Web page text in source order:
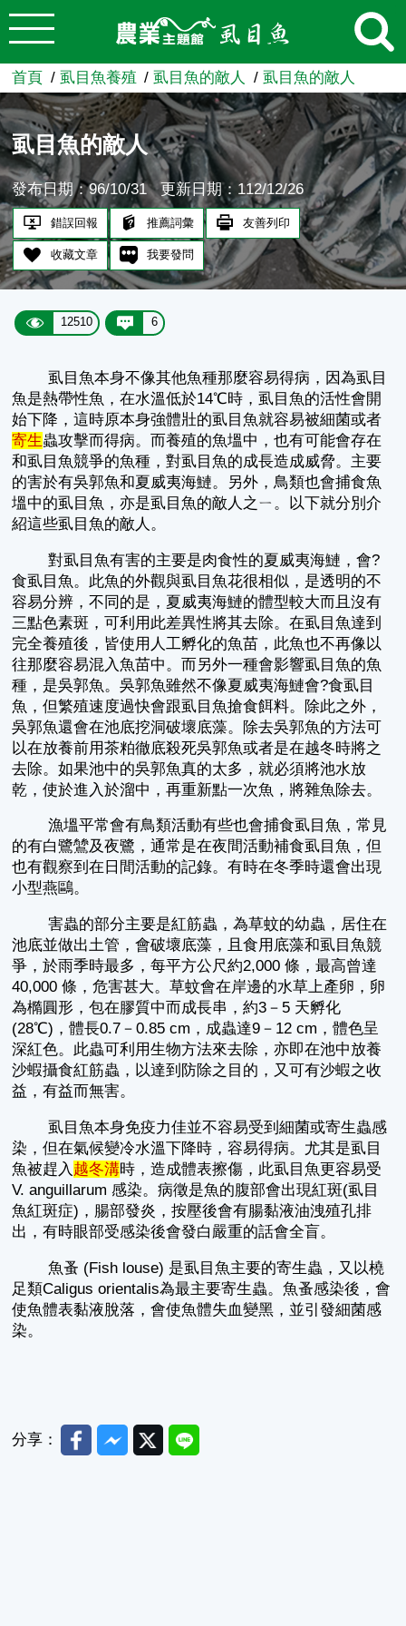
跳到主要內容
農業知識入口網
首頁 虱目魚養殖 虱目魚的敵人 虱目魚的敵人
虱目魚的敵人
發布日期：96/10/31 更新日期：112/12/26
錯誤回報 推薦詞彙 友善列印
收藏文章 我要發問
12510 6
虱目魚本身不像其他魚種那麼容易得病，因為虱目
魚是熱帶性魚，在水溫低於14℃時，虱目魚的活性會開
始下降，這時原本身強體壯的虱目魚就容易被細菌或者
寄生蟲攻擊而得病。而養殖的魚塭中，也有可能會存在
和虱目魚競爭的魚種，對虱目魚的成長造成威脅。主要
的害於有吳郭魚和夏威夷海鰱。另外，鳥類也會捕食魚
塭中的虱目魚，亦是虱目魚的敵人之ㄧ。以下就分別介
紹這些虱目魚的敵人。
對虱目魚有害的主要是肉食性的夏威夷海鰱，會?
食虱目魚。此魚的外觀與虱目魚花很相似，是透明的不
容易分辨，不同的是，夏威夷海鰱的體型較大而且沒有
三點色素斑，可利用此差異性將其去除。在虱目魚達到
完全養殖後，皆使用人工孵化的魚苗，此魚也不再像以
往那麼容易混入魚苗中。而另外一種會影響虱目魚的魚
種，是吳郭魚。吳郭魚雖然不像夏威夷海鰱會?食虱目
魚，但繁殖速度過快會跟虱目魚搶食餌料。除此之外，
吳郭魚還會在池底挖洞破壞底藻。除去吳郭魚的方法可
以在放養前用茶粕徹底殺死吳郭魚或者是在越冬時將之
去除。如果池中的吳郭魚真的太多，就必須將池水放
乾，使於進入於溜中，再重新點一次魚，將雜魚除去。
漁塭平常會有鳥類活動有些也會捕食虱目魚，常見
的有白鷺鷥及夜鷺，通常是在夜間活動補食虱目魚，但
也有觀察到在日間活動的記錄。有時在冬季時還會出現
小型燕鷗。
害蟲的部分主要是紅筋蟲，為草蚊的幼蟲，居住在
池底並做出土管，會破壞底藻，且食用底藻和虱目魚競
爭，於雨季時最多，每平方公尺約2,000 條，最高曾達
40,000 條，危害甚大。草蚊會在岸邊的水草上產卵，卵
為橢圓形，包在膠質中而成長串，約3－5 天孵化
(28℃)，體長0.7－0.85 cm，成蟲達9－12 cm，體色呈
深紅色。此蟲可利用生物方法來去除，亦即在池中放養
沙蝦攝食紅筋蟲，以達到防除之目的，又可有沙蝦之收
益，有益而無害。
虱目魚本身免疫力佳並不容易受到細菌或寄生蟲感
染，但在氣候變冷水溫下降時，容易得病。尤其是虱目
魚被趕入 越冬溝時，造成體表擦傷，此虱目魚更容易受
V. anguillarum 感染。病徵是魚的腹部會出現紅斑(虱目
魚紅斑症)，腸部發炎，按壓後會有腸黏液油洩殖孔排
出，有時眼部受感染後會發白嚴重的話會全盲。
魚蚤 (Fish louse) 是虱目魚主要的寄生蟲，又以橈
足類Caligus orientalis為最主要寄生蟲。魚蚤感染後，會
使魚體表黏液脫落，會使魚體失血變黑，並引發細菌感
染。
分享： FacebookMessenger
TwitterLine